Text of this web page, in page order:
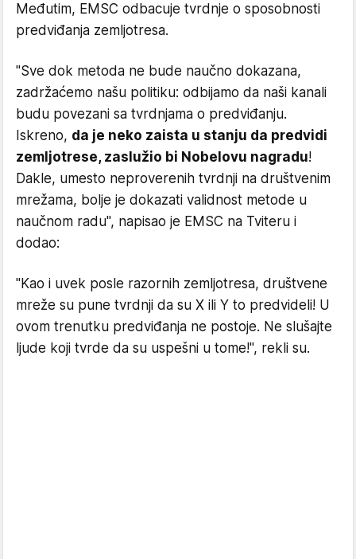
Međutim, EMSC odbacuje tvrdnje o sposobnosti
predviđanja zemljotresa.
"Sve dok metoda ne bude naučno dokazana,
zadržaćemo našu politiku: odbijamo da naši kanali
budu povezani sa tvrdnjama o predviđanju.
Iskreno, da je neko zaista u stanju da predvidi
zemljotrese, zaslužio bi Nobelovu nagradu!
Dakle, umesto neproverenih tvrdnji na društvenim
mrežama, bolje je dokazati validnost metode u
naučnom radu", napisao je EMSC na Tviteru i
dodao:
"Kao i uvek posle razornih zemljotresa, društvene
mreže su pune tvrdnji da su X ili Y to predvideli! U
ovom trenutku predviđanja ne postoje. Ne slušajte
ljude koji tvrde da su uspešni u tome!", rekli su.